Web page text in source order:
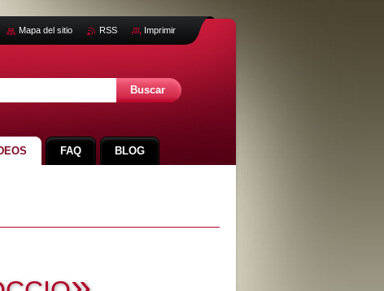
FAQ BLOG
Mapa del sitio RSS Imprimir